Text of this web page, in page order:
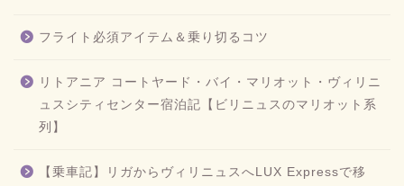
フライト必須アイテム＆乗り切るコツ
リトアニア コートヤード・バイ・マリオット・ヴィリニ
ュスシティセンター宿泊記【ビリニュスのマリオット系
列】
【乗車記】リガからヴィリニュスへLUX Expressで移